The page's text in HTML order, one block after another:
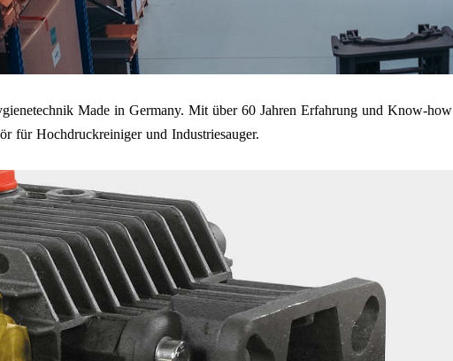
Made in Germany. Mit über 60 Jahren Erfahrung und Know-how
für Hochdruckreiniger und Industriesauger.